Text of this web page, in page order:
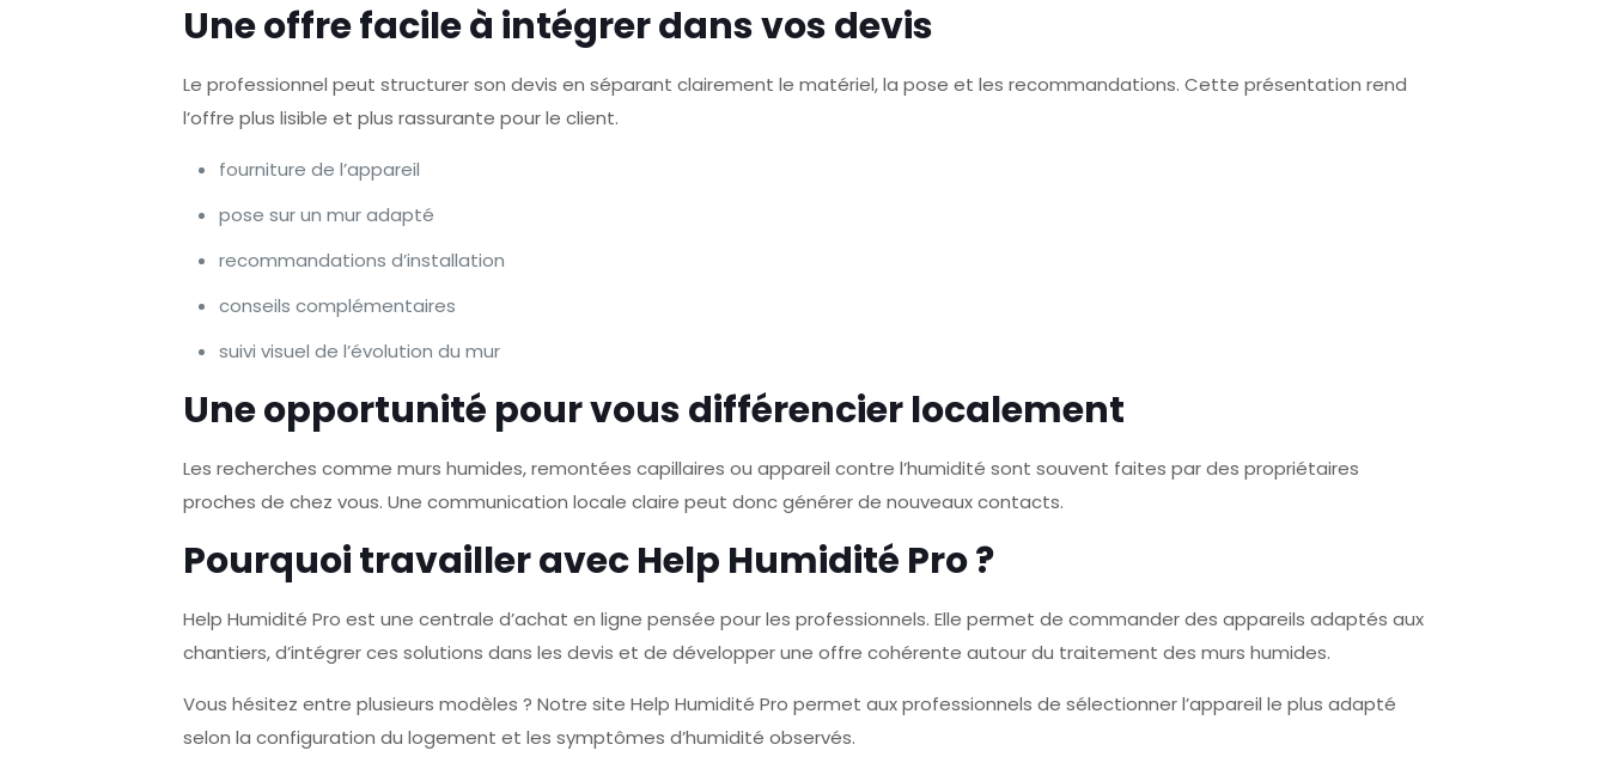
Une offre facile à intégrer dans vos devis
Le professionnel peut structurer son devis en séparant clairement le matériel, la pose et les recommandations. Cette présentation rend
l’offre plus lisible et plus rassurante pour le client.
fourniture de l’appareil
pose sur un mur adapté
recommandations d’installation
conseils complémentaires
suivi visuel de l’évolution du mur
Une opportunité pour vous différencier localement
Les recherches comme murs humides, remontées capillaires ou appareil contre l’humidité sont souvent faites par des propriétaires
proches de chez vous. Une communication locale claire peut donc générer de nouveaux contacts.
Pourquoi travailler avec Help Humidité Pro ?
Help Humidité Pro est une centrale d’achat en ligne pensée pour les professionnels. Elle permet de commander des appareils adaptés aux
chantiers, d’intégrer ces solutions dans les devis et de développer une offre cohérente autour du traitement des murs humides.
Vous hésitez entre plusieurs modèles ? Notre site Help Humidité Pro permet aux professionnels de sélectionner l’appareil le plus adapté
selon la configuration du logement et les symptômes d’humidité observés.